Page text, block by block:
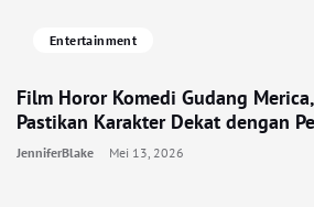
Entertainment
Film Horor Komedi Gudang
Pastikan Karakter Dekat dengan
JenniferBlake Mei 13, 2026